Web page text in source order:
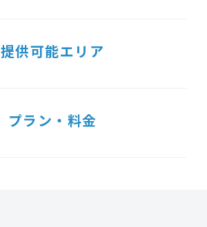
提供可能エリア
プラン・料金